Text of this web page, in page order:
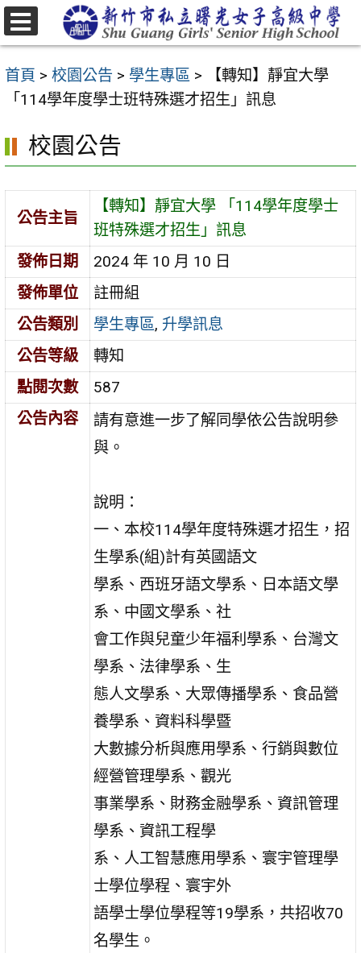
跳
至
要
區
首頁 > 校園公告 > 學生專區 >
【轉知】靜宜大學
「114學年度學士班特殊選才招生」訊息
校園公告
公告主旨
【轉知】靜宜大學 「114學年度學士
班特殊選才招生」訊息
發佈日期
2024 年 10 月 10 日
發佈單位
註冊組
公告類別
學生專區, 升學訊息
公告等級
轉知
點閱次數
587
公告內容
請有意進一步了解同學依公告說明參
與。
說明：
一、本校114學年度特殊選才招生，招
生學系(組)計有英國語文
學系、西班牙語文學系、日本語文學
系、中國文學系、社
會工作與兒童少年福利學系、台灣文
學系、法律學系、生
態人文學系、大眾傳播學系、食品營
養學系、資料科學暨
大數據分析與應用學系、行銷與數位
經營管理學系、觀光
事業學系、財務金融學系、資訊管理
學系、資訊工程學
系、人工智慧應用學系、寰宇管理學
士學位學程、寰宇外
語學士學位學程等19學系，共招收70
名學生。
選
單